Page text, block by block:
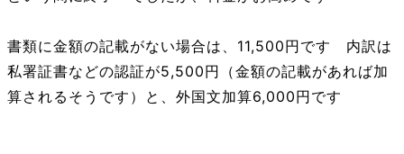
書類に金額の記載がない場合は、11,500円です 内訳は
私署証書などの認証が5,500円（金額の記載があれば加
算されるそうです）と、外国文加算6,000円です